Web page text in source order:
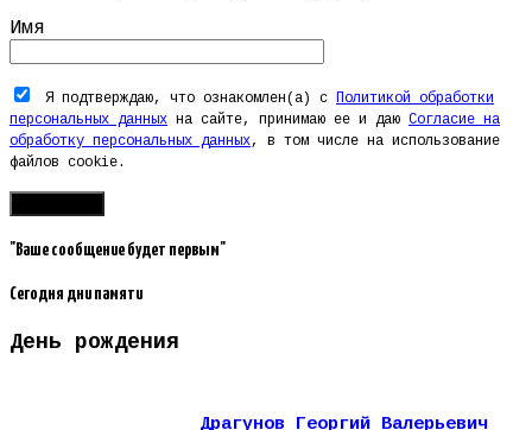
Имя
Я подтверждаю, что ознакомлен(а) с
Политикой обработки
персональных данных на сайте, принимаю ее и даю Согласие на
обработку персональных данных, в том числе на использование
файлов cookie.
"Ваше сообщение будет первым"
Сегодня дни памяти
День рождения
Драгунов Георгий Валерьевич